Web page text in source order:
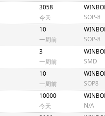
3058
今天
SOP-8
10
一周前
SOP-8
3
一周前
SMD
10
一周前
SOP8
10000
今天
N/A